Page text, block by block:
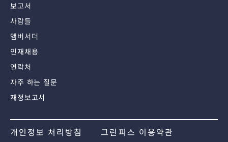
보고서
사람들
앰버서더
인재채용
연락처
자주 하는 질문
재정보고서
개인정보 처리방침
그린피스 이용약관